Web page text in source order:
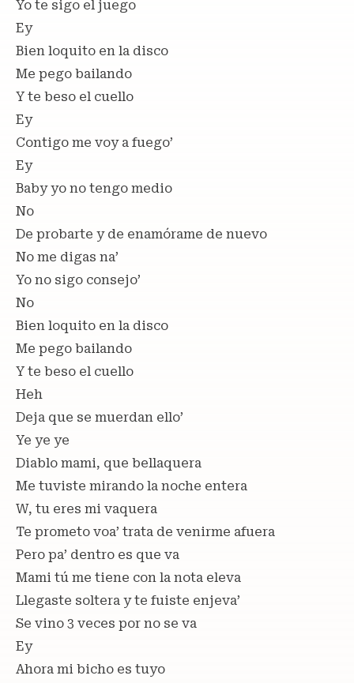
Yo te sigo el juego
Ey
Bien loquito en la disco
Me pego bailando
Y te beso el cuello
Ey
Contigo me voy a fuego’
Ey
Baby yo no tengo medio
No
De probarte y de enamórame de nuevo
No me digas na’
Yo no sigo consejo’
No
Bien loquito en la disco
Me pego bailando
Y te beso el cuello
Heh
Deja que se muerdan ello’
Ye ye ye
Diablo mami, que bellaquera
Me tuviste mirando la noche entera
W, tu eres mi vaquera
Te prometo voa’ trata de venirme afuera
Pero pa’ dentro es que va
Mami tú me tiene con la nota eleva
Llegaste soltera y te fuiste enjeva’
Se vino 3 veces por no se va
Ey
Ahora mi bicho es tuyo